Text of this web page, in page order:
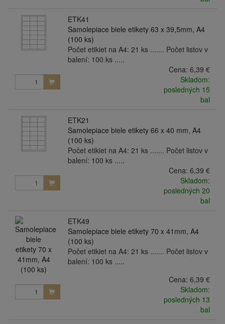
ETK41
Samolepiace biele etikety 63 x 39,5mm, A4
(100 ks)
Počet etikiet na A4: 21 ks ....... Počet listov v
balení: 100 ks .....
Cena: 6,39 €
Skladom:
posledných 15
bal
ETK21
Samolepiace biele etikety 66 x 40 mm, A4
(100 ks)
Počet etikiet na A4: 21 ks ....... Počet listov v
balení: 100 ks .....
Cena: 6,39 €
Skladom:
posledných 20
bal
ETK49
Samolepiace biele etikety 70 x 41mm, A4
(100 ks)
Počet etikiet na A4: 21 ks ....... Počet listov v
balení: 100 ks .....
Cena: 6,39 €
Skladom:
posledných 13
bal